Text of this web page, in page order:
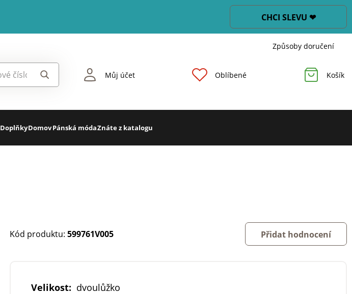
CHCI SLEVU ❤
Způsoby doručení
Můj účet Oblíbené Košík
DoplňkyDomovPánská módaZnáte z katalogu
Kód produktu: 599761V005 Přidat hodnocení
Velikost: dvoulůžko